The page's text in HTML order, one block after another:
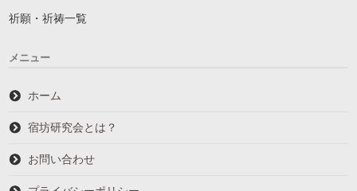
祈願・祈祷一覧
メニュー
ホーム
宿坊研究会とは？
お問い合わせ